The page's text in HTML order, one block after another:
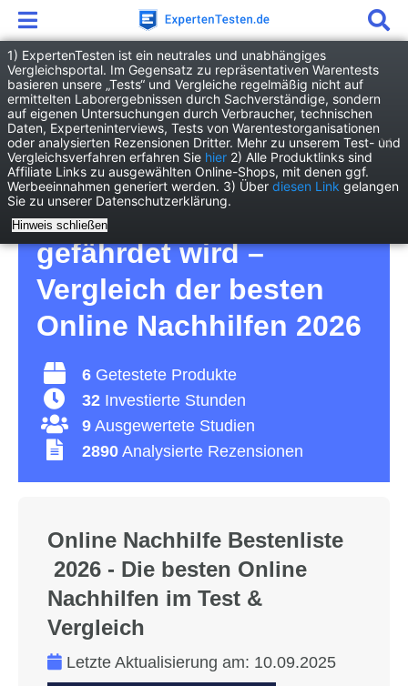
Digitales E-Learning Online Nachhilfe
Online Nachhilfe Test –
damit der
Schulabschluss nicht
gefährdet wird –
Vergleich der besten
Online Nachhilfen 2026
6 Getestete Produkte
32 Investierte Stunden
9 Ausgewertete Studien
2890 Analysierte Rezensionen
Online Nachhilfe Bestenliste
2026 - Die besten Online
Nachhilfen im Test &
Vergleich
Letzte Aktualisierung am: 10.09.2025
1) ExpertenTesten ist ein neutrales und unabhängiges
Vergleichsportal. Im Gegensatz zu repräsentativen Warentests
basieren unsere „Tests“ und Vergleiche regelmäßig nicht auf
ermittelten Laborergebnissen durch Sachverständige, sondern
auf eigenen Untersuchungen durch Verbraucher, technischen
Daten, Experteninterviews, Tests von Warentestorganisationen
oder analysierten Rezensionen Dritter. Mehr zu unserem Test- und
Vergleichsverfahren erfahren Sie hier 2) Alle Produktlinks sind
Affiliate Links zu ausgewählten Online-Shops, mit denen ggf.
Werbeeinnahmen generiert werden. 3) Über diesen Link gelangen
Sie zu unserer Datenschutzerklärung.
Hinweis schließen